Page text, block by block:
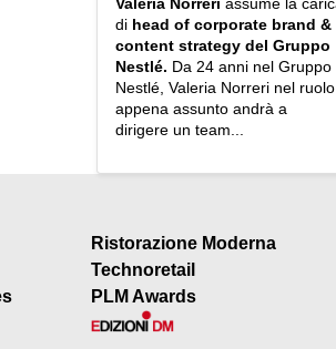
Valeria Norreri assume la
di head of corporate brand &
content strategy del Gruppo
Nestlé. Da 24 anni nel Gruppo
Nestlé, Valeria Norreri nel ruolo
appena assunto andrà a
dirigere un team...
Ristorazione Moderna
Technoretail
PLM Awards